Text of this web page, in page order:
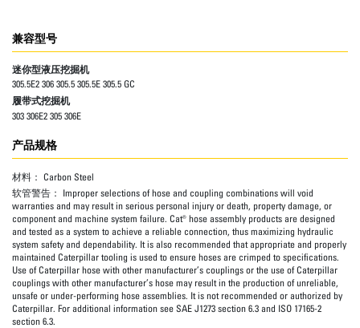
兼容型号
迷你型液压挖掘机
305.5E2 306 305.5 305.5E 305.5 GC
履带式挖掘机
303 306E2 305 306E
产品规格
材料： Carbon Steel
软管警告： Improper selections of hose and coupling combinations will void
warranties and may result in serious personal injury or death, property damage, or
component and machine system failure. Cat® hose assembly products are designed
and tested as a system to achieve a reliable connection, thus maximizing hydraulic
system safety and dependability. It is also recommended that appropriate and properly
maintained Caterpillar tooling is used to ensure hoses are crimped to specifications.
Use of Caterpillar hose with other manufacturer’s couplings or the use of Caterpillar
couplings with other manufacturer’s hose may result in the production of unreliable,
unsafe or under-performing hose assemblies. It is not recommended or authorized by
Caterpillar. For additional information see SAE J1273 section 6.3 and ISO 17165-2
section 6.3.